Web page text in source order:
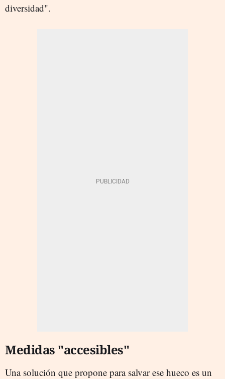
diversidad".
Medidas "accesibles"
Una solución que propone para salvar ese hueco es un